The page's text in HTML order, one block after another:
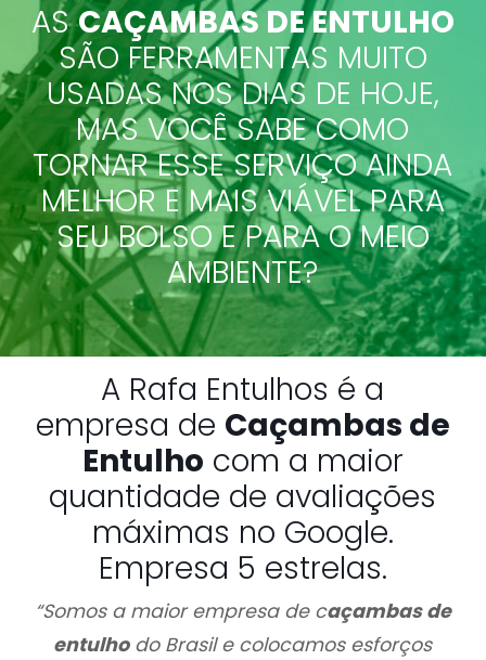
ASCAÇAMBAS DE ENTULHO
SÃO FERRAMENTAS MUITO
USADAS NOS DIAS DE HOJE,
MAS VOCÊ SABE COMO
TORNAR ESSE SERVIÇO AINDA
MELHOR E MAIS VIÁVEL PARA
SEU BOLSO E PARA O MEIO
AMBIENTE?
A Rafa Entulhos é a
empresa de Caçambas de
Entulho com a maior
quantidade de avaliações
máximas no Google.
Empresa 5 estrelas.
“Somos a maior empresa de caçambas de
entulhodo Brasil e colocamos esforços